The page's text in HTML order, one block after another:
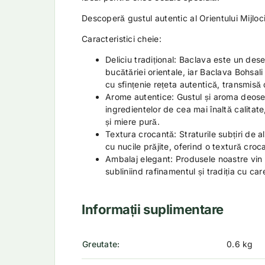
Descoperă gustul autentic al Orientului
Caracteristici cheie:
Deliciu tradițional: Baclava este un
bucătăriei orientale, iar Baclava
cu sfințenie rețeta autentică, transmisă
Arome autentice: Gustul și aroma
ingredientelor de cea mai înaltă
și miere pură.
Textura crocantă: Straturile subțiri de
cu nucile prăjite, oferind o textură
Ambalaj elegant: Produsele noastre
subliniind rafinamentul și tradiția cu
Informații suplimentare
Greutate 0.6 kg